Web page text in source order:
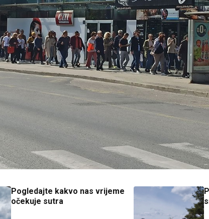
Pogledajte kakvo nas vrijeme
očekuje sutra